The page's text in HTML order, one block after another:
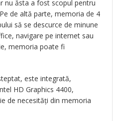
nu ăsta a fost scopul pentru
de altă parte, memoria de 4
să se descurce de minune
navigare pe internet sau
memoria poate fi
este integrată,
HD Graphics 4400,
de necesităţi din memoria